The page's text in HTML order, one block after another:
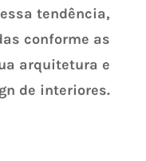
tendência,
conforme as
arquitetura e
de interiores.